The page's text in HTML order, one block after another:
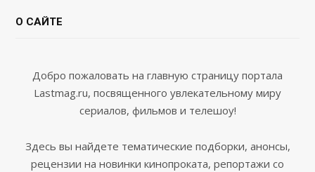
О САЙТЕ
Добро пожаловать на главную страницу портала
Lastmag.ru, посвященного увлекательному миру
сериалов, фильмов и телешоу!
Здесь вы найдете тематические подборки, анонсы,
рецензии на новинки кинопроката, репортажи со